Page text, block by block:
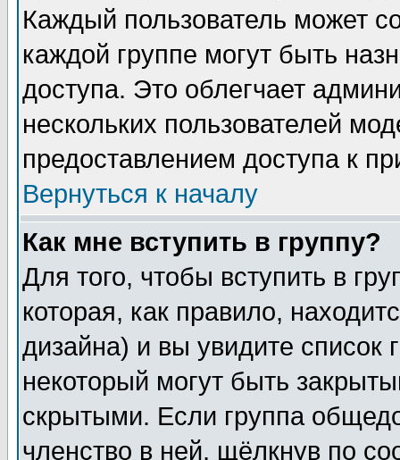
Каждый пользователь может
каждой группе могут быть
доступа. Это облегчает
нескольких пользователей
предоставлением доступа к
Вернуться к началу
Как мне вступить в группу?
Для того, чтобы вступить в
которая, как правило,
дизайна) и вы увидите список
некоторый могут быть
скрытыми. Если группа
членство в ней, щёлкнув по